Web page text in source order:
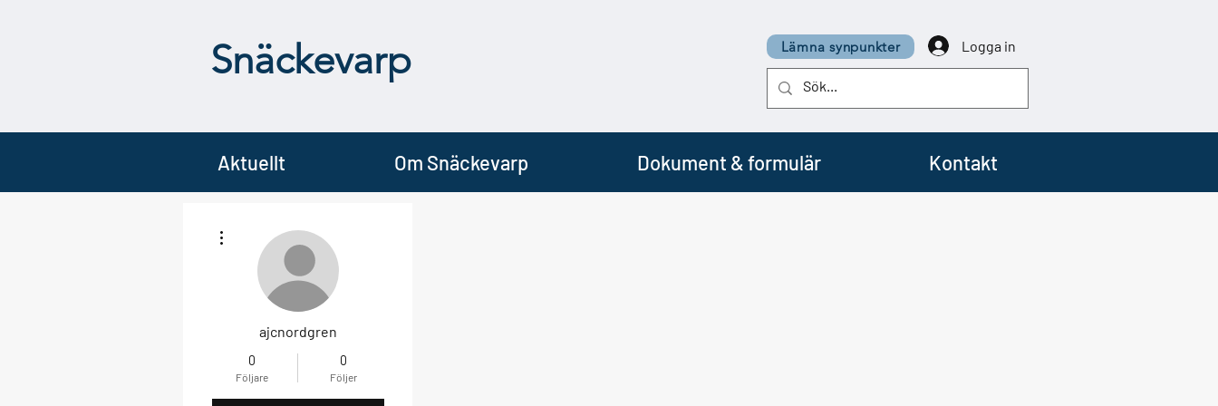
Snäckevarp Logga in
Lämna synpunkter
Aktuellt Om Snäckevarp Dokument & formulär Kontakt
ajcnordgren
0
Följare
0
Följer